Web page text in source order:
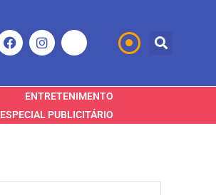
ENTRETENIMENTO
ESPECIAL PUBLICITÁRIO